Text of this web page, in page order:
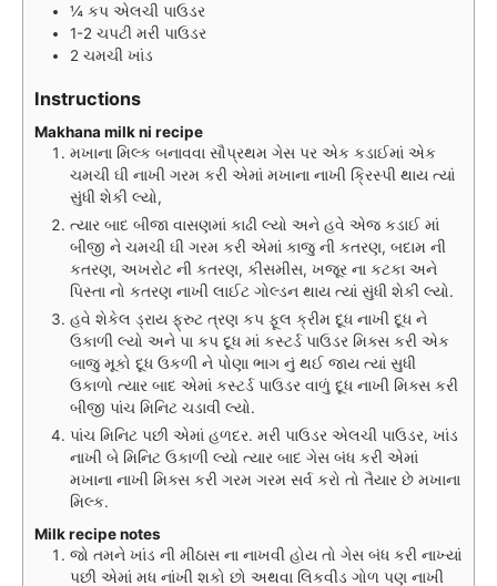
¼ કપ એલચી પાઉડર
1-2 ચપટી મરી પાઉડર
2 ચમચી ખાંડ
Instructions
Makhana milk ni recipe
મખાના મિલ્ક બનાવવા સૌપ્રથમ ગેસ પર એક કડાઈમાં એક
ચમચી ઘી નાખી ગરમ કરી એમાં મખાના નાખી ક્રિસ્પી થાય ત્યાં
સુંધી શેકી લ્યો,
ત્યાર બાદ બીજા વાસણમાં કાઢી લ્યો અને હવે એજ કડાઈ માં
બીજી ને ચમચી ઘી ગરમ કરી એમાં કાજુ ની કતરણ, બદામ ની
કતરણ, અખરોટ ની કતરણ, કીસમીસ, ખજૂર ના કટકા અને
પિસ્તા નો કતરણ નાખી લાઈટ ગોલ્ડન થાય ત્યાં સુંધી શેકી લ્યો.
હવે શેકેલ ડ્રાય ફ્રુટ ત્રણ કપ ફૂલ ક્રીમ દૂધ નાખી દૂધ ને
ઉકાળી લ્યો અને પા કપ દૂધ માં કસ્ટર્ડ પાઉડર મિક્સ કરી એક
બાજુ મૂકો દૂધ ઉકળી ને પોણા ભાગ નું થઈ જાય ત્યાં સુધી
ઉકાળો ત્યાર બાદ એમાં કસ્ટર્ડ પાઉડર વાળું દૂધ નાખી મિક્સ કરી
બીજી પાંચ મિનિટ ચડાવી લ્યો.
પાંચ મિનિટ પછી એમાં હળદર. મરી પાઉડર એલચી પાઉડર, ખાંડ
નાખી બે મિનિટ ઉકાળી લ્યો ત્યાર બાદ ગેસ બંધ કરી એમાં
મખાના નાખી મિક્સ કરી ગરમ ગરમ સર્વ કરો તો તૈયાર છે મખાના
મિલ્ક.
Milk recipe notes
જો તમને ખાંડ ની મીઠાસ ના નાખવી હોય તો ગેસ બંધ કરી નાખ્યાં
પછી એમાં મધ નાંખી શકો છો અથવા લિકવીડ ગોળ પણ નાખી